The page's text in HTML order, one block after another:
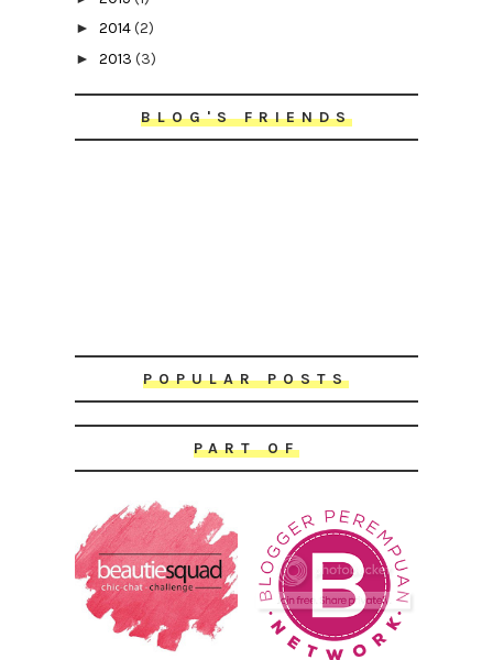
► 2014(2)
► 2013 (3)
BLOG'S FRIENDS
POPULAR POSTS
PART OF